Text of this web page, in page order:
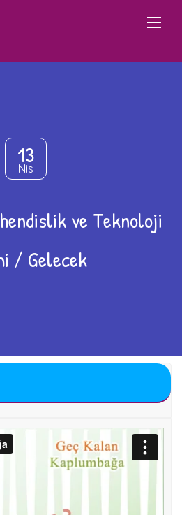
13
Nis
ve Teknoloji
/ Gelecek